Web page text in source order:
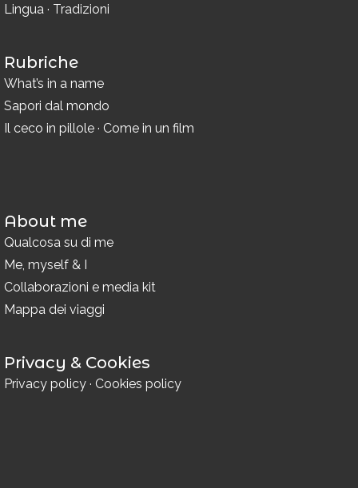
Lingua · Tradizioni
Rubriche
What’s in a name
Sapori dal mondo
Il ceco in pillole · Come in un film
About me
Qualcosa su di me
Me, myself & I
Collaborazioni e media kit
Mappa dei viaggi
Privacy & Cookies
Privacy policy · Cookies policy